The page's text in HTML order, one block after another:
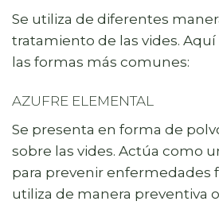
Se utiliza de diferentes
tratamiento de las vides.
las formas más comunes:
AZUFRE ELEMENTAL
Se presenta en forma de
sobre las vides. Actúa como
para prevenir enfermedades
utiliza de manera preventiva